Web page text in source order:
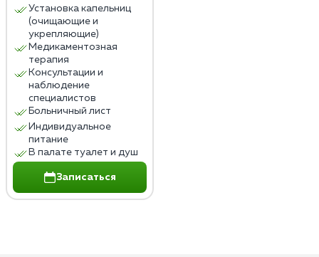
Установка капельниц
(очищающие и
укрепляющие)
Медикаментозная
терапия
Консультации и
наблюдение
специалистов
Больничный лист
Индивидуальное
питание
В палате туалет и душ
Записаться